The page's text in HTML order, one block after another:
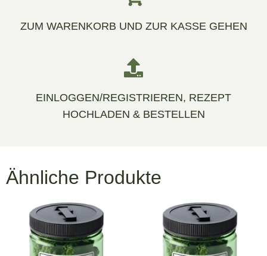
ZUM WARENKORB UND ZUR KASSE GEHEN
EINLOGGEN/REGISTRIEREN, REZEPT
HOCHLADEN & BESTELLEN
Ähnliche Produkte